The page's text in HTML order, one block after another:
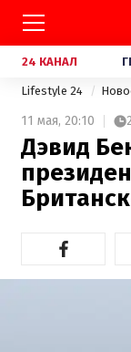
24 КАНАЛ
Lifestyle 24
11 мая, 20:10
Дэвид